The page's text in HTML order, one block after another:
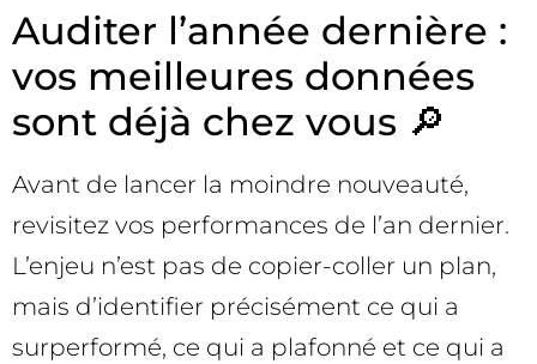
Auditer l’année dernière :
vos meilleures données
sont déjà chez vous 🔎
Avant de lancer la moindre nouveauté,
revisitez vos performances de l’an dernier.
L’enjeu n’est pas de copier-coller un plan,
mais d’identifier précisément ce qui a
surperformé, ce qui a plafonné et ce qui a